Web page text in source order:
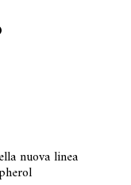
nuova linea